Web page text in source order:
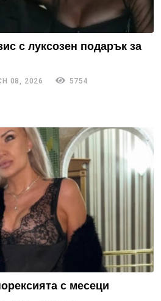
с луксозен подарък за
08, 2026
5754
с месеци